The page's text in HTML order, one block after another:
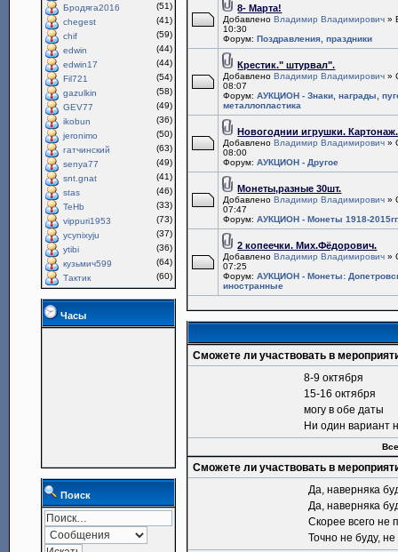
Бродяга2016
(51)
chegest
(41)
chif
(59)
edwin
(44)
edwin17
(44)
Fil721
(54)
gazulkin
(58)
GEV77
(49)
ikobun
(36)
jeronimo
(50)
гатчинский
(63)
senya77
(49)
snt.gnat
(41)
stas
(46)
TeHb
(33)
vippuri1953
(73)
ycynixyju
(37)
ytibi
(36)
кузьмич599
(64)
Тактик
(60)
Часы
Поиск
8- Марта!
ДобавленоВладимир Владимирович »
10:30
Форум:Поздравления, праздники
Крестик." штурвал".
ДобавленоВладимир Владимирович »
08:07
Форум:АУКЦИОН - Знаки, награды,
металлопластика
Новогоднии игрушки. Картонаж.
ДобавленоВладимир Владимирович »
08:00
Форум:АУКЦИОН - Другое
Монеты,разные 30шт.
ДобавленоВладимир Владимирович »
07:47
Форум:АУКЦИОН - Монеты 1918-
2 копеечки. Мих.Фёдорович.
ДобавленоВладимир Владимирович »
07:25
Форум:АУКЦИОН - Монеты:
иностранные
Сможете ли участвовать в
8-9 октября
15-16 октября
могу в обе даты
Ни один вариант
Сможете ли участвовать в
Да, наверняка
Да, наверняка
Скорее всего не
Точно не буду,